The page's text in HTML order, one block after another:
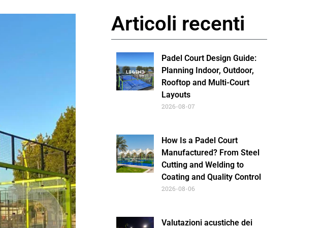
Articoli recenti
Padel Court Design Guide:
Planning Indoor, Outdoor,
Rooftop and Multi-Court
Layouts
2026-08-07
How Is a Padel Court
Manufactured? From Steel
Cutting and Welding to
Coating and Quality Control
2026-08-06
Valutazioni acustiche dei